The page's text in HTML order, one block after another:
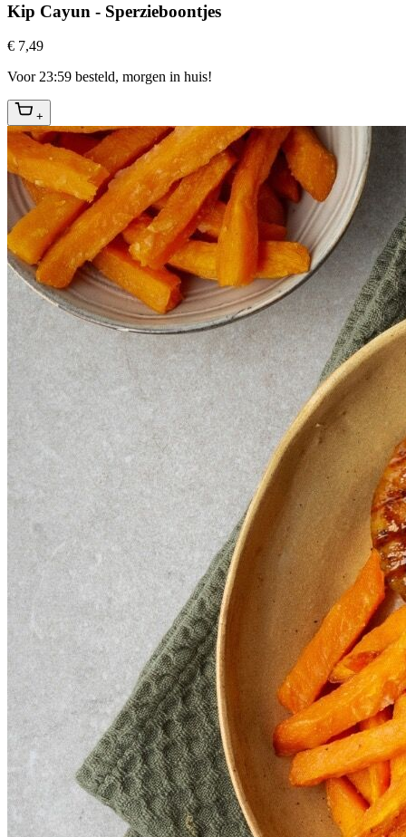
Kip Cayun - Sperzieboontjes
€ 7,49
Voor 23:59 besteld, morgen in huis!
+